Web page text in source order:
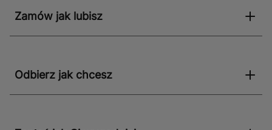
Zamów jak lubisz
Odbierz jak chcesz